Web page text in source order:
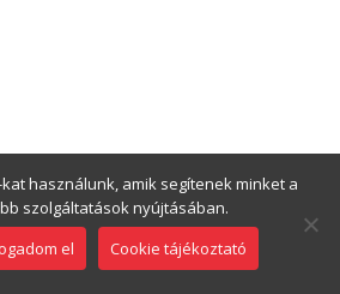
Impresszum Adatkezelési tájékoztató
használunk, amik segítenek minket a
szolgáltatások nyújtásában.
el Cookie tájékoztató